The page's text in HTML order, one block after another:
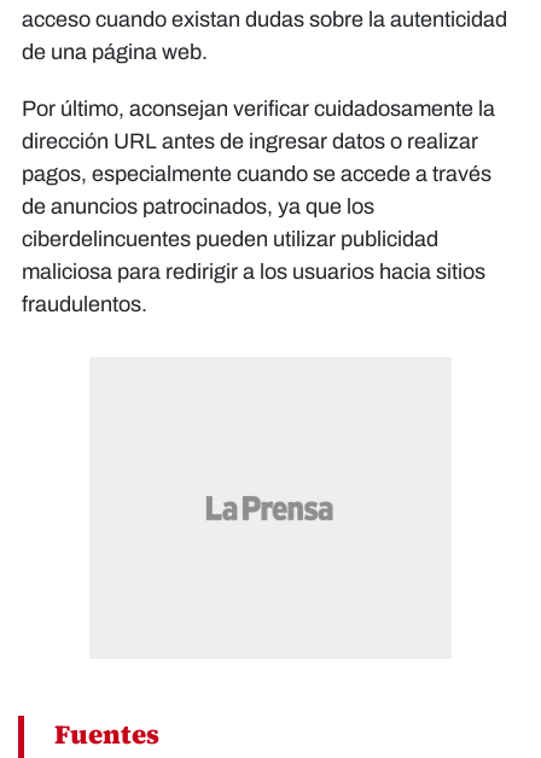
acceso cuando existan dudas sobre la autenticidad
de una página web.
Por último, aconsejan verificar cuidadosamente la
dirección URL antes de ingresar datos o realizar
pagos, especialmente cuando se accede a través
de anuncios patrocinados, ya que los
ciberdelincuentes pueden utilizar publicidad
maliciosa para redirigir a los usuarios hacia sitios
fraudulentos.
Fuentes